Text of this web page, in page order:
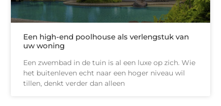
Een high-end poolhouse als verlengstuk van
uw woning
Een zwembad in de tuin is al een luxe op zich. Wie
het buitenleven echt naar een hoger niveau wil
tillen, denkt verder dan alleen